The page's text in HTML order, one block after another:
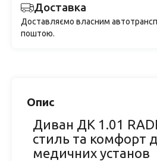
Доставка
Доставляємо власним
поштою.
Опис
Диван ДК 1.01
стиль та комфорт
медичних установ